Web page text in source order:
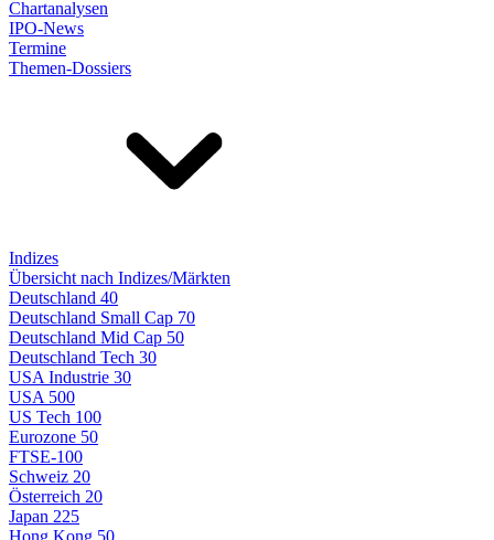
Chartanalysen
IPO-News
Termine
Themen-Dossiers
Indizes
Übersicht nach Indizes/Märkten
Deutschland 40
Deutschland Small Cap 70
Deutschland Mid Cap 50
Deutschland Tech 30
USA Industrie 30
USA 500
US Tech 100
Eurozone 50
FTSE-100
Schweiz 20
Österreich 20
Japan 225
Hong Kong 50